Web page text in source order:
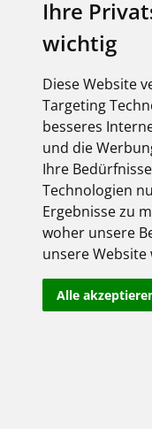
Ihre
wichtig
Diese Website
Targeting
besseres
und die
Ihre
Technologien
Ergebnisse zu
woher unsere
unsere
Alle